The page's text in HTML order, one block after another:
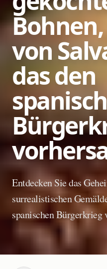
von
das den
Entdecken Sie das
surrealistischen
spanischen Bürgerkrieg